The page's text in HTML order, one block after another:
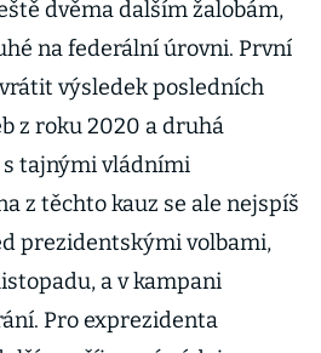
dvěma dalším žalobám,
na federální úrovni. První
výsledek posledních
z roku 2020 a druhá
tajnými vládními
z těchto kauz se ale nejspíš
prezidentskými volbami,
a v kampani
Pro exprezidenta